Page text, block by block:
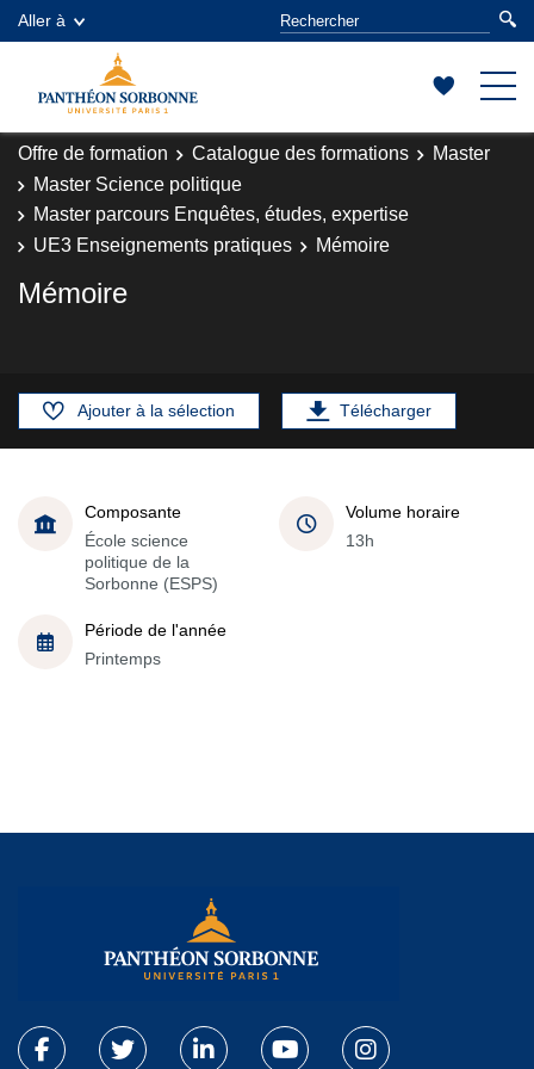
Aller à
Offre de formation Catalogue des formations
Master
Master Science politique
Master parcours Enquêtes, études, expertise
UE3 Enseignements pratiques
Mémoire
Mémoire
Ajouter à la sélection Télécharger
Composante
École science
politique de la
Sorbonne (ESPS)
Volume horaire
13h
Période de l'année
Printemps